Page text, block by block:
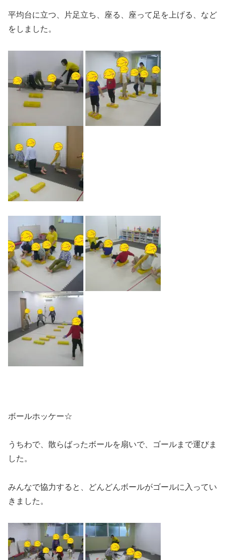
平均台に立つ、片足立ち、座る、座って足を上げる、など
をしました。
ボールホッケー☆
うちわで、散らばったボールを扇いで、ゴールまで運びま
した。
みんなで協力すると、どんどんボールがゴールに入ってい
きました。